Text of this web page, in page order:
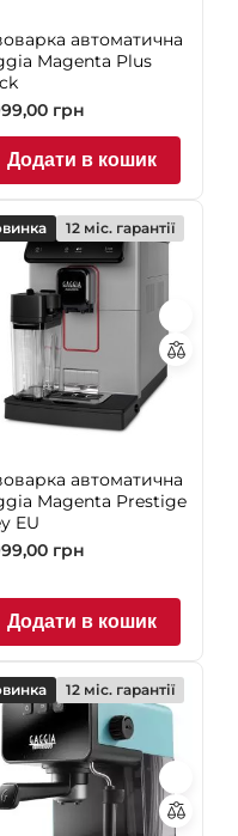
автоматична
Magenta Plus
грн
Додати в кошик
12 міс. гарантії
автоматична
Magenta Prestige
EU
грн
Додати в кошик
12 міс. гарантії